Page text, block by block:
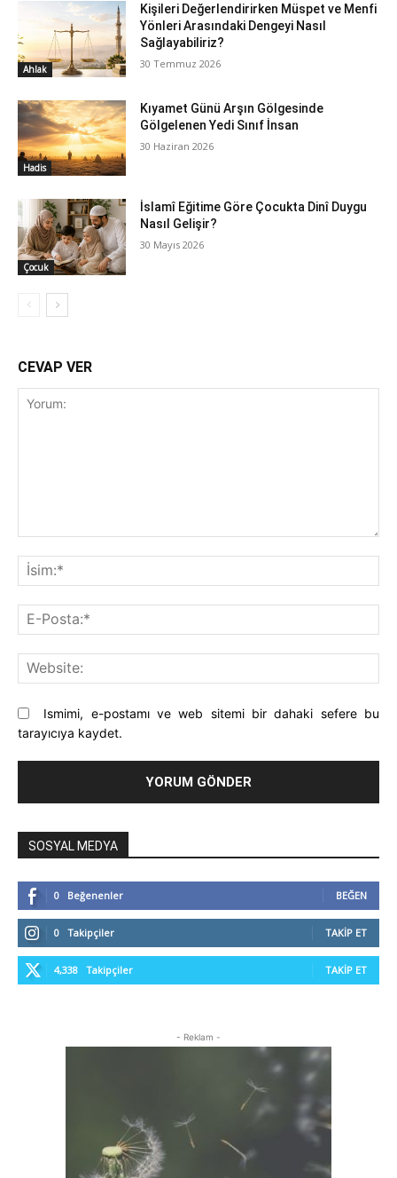
Ahlak
Kişileri Değerlendirirken Müspet ve Menfi
Yönleri Arasındaki Dengeyi Nasıl
Sağlayabiliriz?
30 Temmuz 2026
Hadis
Kıyamet Günü Arşın Gölgesinde
Gölgelenen Yedi Sınıf İnsan
30 Haziran 2026
Çocuk
İslamî Eğitime Göre Çocukta Dinî Duygu
Nasıl Gelişir?
30 Mayıs 2026
CEVAP VER
Ismimi, e-postamı ve web sitemi bir dahaki sefere bu
tarayıcıya kaydet.
SOSYAL MEDYA
0 Beğenenler BEĞEN
0 Takipçiler TAKIP ET
4,338 Takipçiler TAKIP ET
- Reklam -